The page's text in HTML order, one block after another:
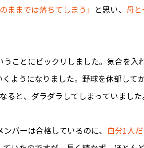
のままでは落ちてしまう」 と思い、 母と
ことにビックリしました。気合を入
ようになりました。野球を休部して
ると、ダラダラしてしまっていました
バーは合格しているのに、 自分1人